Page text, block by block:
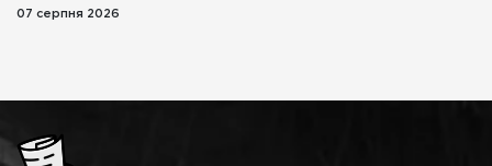
07 серпня 2026